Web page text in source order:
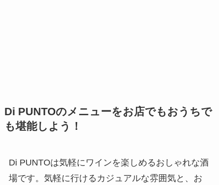
Di PUNTOのメニューをお店でもおうちで
も堪能しよう！
Di PUNTOは気軽にワインを楽しめるおしゃれな酒
場です。気軽に行けるカジュアルな雰囲気と、お